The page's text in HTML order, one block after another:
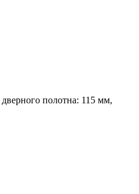
полотна: 115 мм,